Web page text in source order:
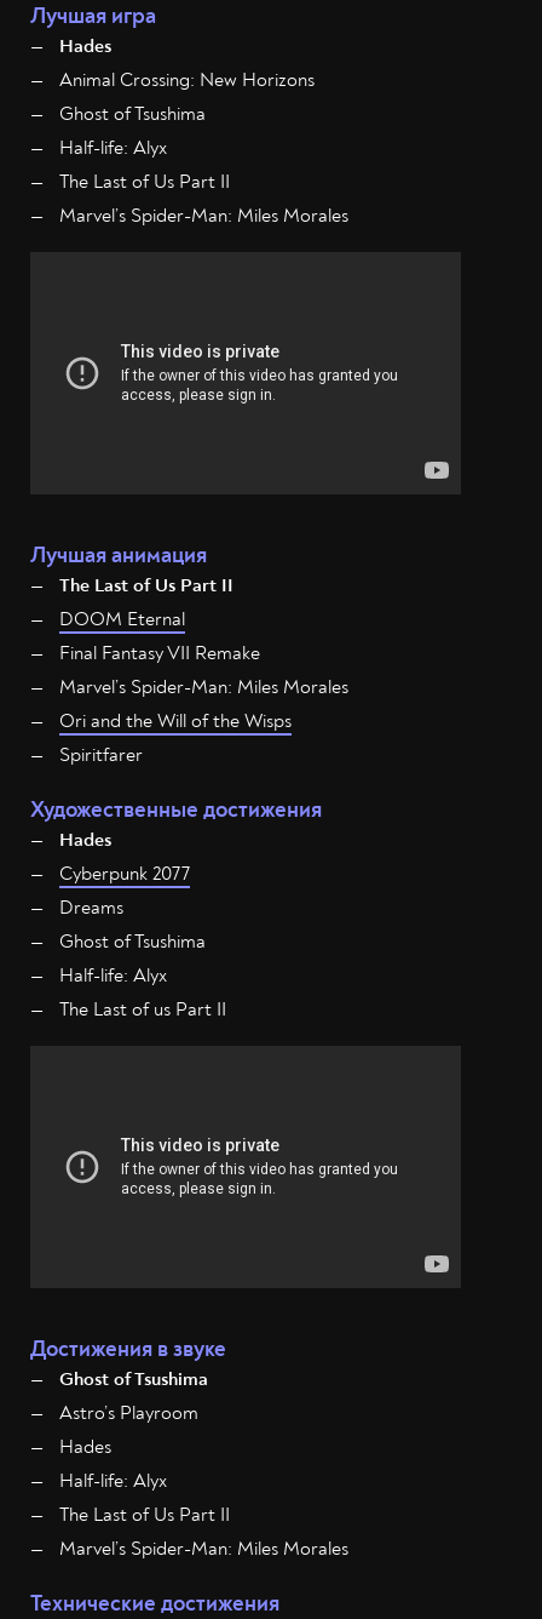
Лучшая игра
Hades
Animal Crossing: New Horizons
Ghost of Tsushima
Half-life: Alyx
The Last of Us Part II
Marvel’s Spider-Man: Miles Morales
Лучшая анимация
The Last of Us Part II
DOOM Eternal
Final Fantasy VII Remake
Marvel’s Spider-Man: Miles Morales
Ori and the Will of the Wisps
Spiritfarer
Художественные достижения
Hades
Cyberpunk 2077
Dreams
Ghost of Tsushima
Half-life: Alyx
The Last of us Part II
Достижения в звуке
Ghost of Tsushima
Astro’s Playroom
Hades
Half-life: Alyx
The Last of Us Part II
Marvel’s Spider-Man: Miles Morales
Технические достижения